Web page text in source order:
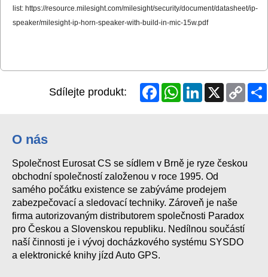
list: https://resource.milesight.com/milesight/security/document/datasheet/ip-
speaker/milesight-ip-horn-speaker-with-build-in-mic-15w.pdf
Sdílejte produkt: FacebookWhatsAppLinkedInX
Copy
Link
O nás
Společnost Eurosat CS se sídlem v Brně je ryze českou
obchodní společností založenou v roce 1995. Od
samého počátku existence se zabýváme prodejem
zabezpečovací a sledovací techniky. Zároveň je naše
firma autorizovaným distributorem společnosti Paradox
pro Českou a Slovenskou republiku. Nedílnou součástí
naší činnosti je i vývoj docházkového systému SYSDO
a elektronické knihy jízd Auto GPS.